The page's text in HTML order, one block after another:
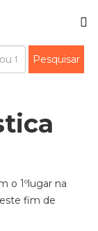
o 1ºlugar na
fim de